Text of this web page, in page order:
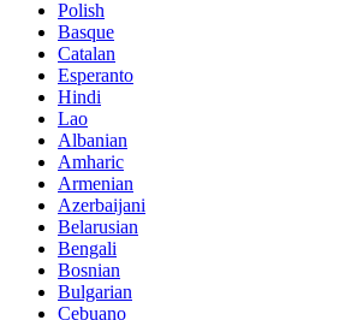
Polish
Basque
Catalan
Esperanto
Hindi
Lao
Albanian
Amharic
Armenian
Azerbaijani
Belarusian
Bengali
Bosnian
Bulgarian
Cebuano